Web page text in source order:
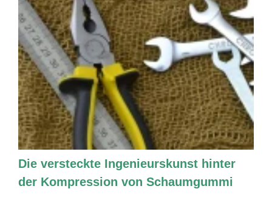
Die versteckte Ingenieurskunst hinter
der Kompression von Schaumgummi